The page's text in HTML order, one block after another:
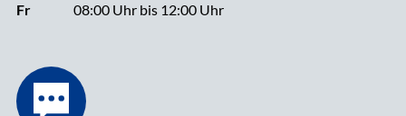
Fr
08:00 Uhr bis 12:00 Uhr